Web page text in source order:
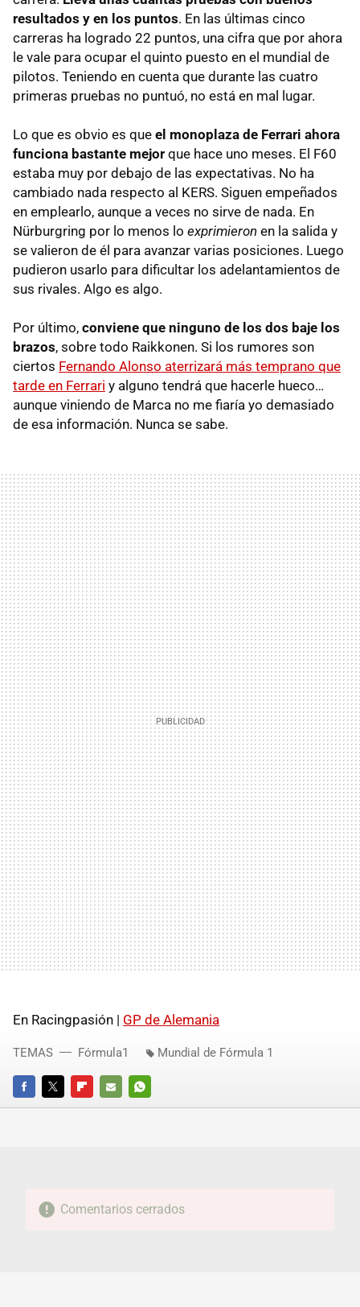
resultados y en los puntos. En las últimas cinco
carreras ha logrado 22 puntos, una cifra que por ahora
le vale para ocupar el quinto puesto en el mundial de
pilotos. Teniendo en cuenta que durante las cuatro
primeras pruebas no puntuó, no está en mal lugar.
Lo que es obvio es que el monoplaza de Ferrari ahora
funciona bastante mejor que hace uno meses. El F60
estaba muy por debajo de las expectativas. No ha
cambiado nada respecto al KERS. Siguen empeñados
en emplearlo, aunque a veces no sirve de nada. En
Nürburgring por lo menos lo exprimieron en la salida y
se valieron de él para avanzar varias posiciones. Luego
pudieron usarlo para dificultar los adelantamientos de
sus rivales. Algo es algo.
Por último, conviene que ninguno de los dos baje los
brazos, sobre todo Raikkonen. Si los rumores son
ciertos Fernando Alonso aterrizará más temprano que
tarde en Ferrari y alguno tendrá que hacerle hueco…
aunque viniendo de Marca no me fiaría yo demasiado
de esa información. Nunca se sabe.
En Racingpasión | GP de Alemania
FACEBOOKTWITTERFLIPBOARD
E-
WHATSAPP
TEMAS Fórmula1 Mundial de Fórmula 1
Comentarios cerrados